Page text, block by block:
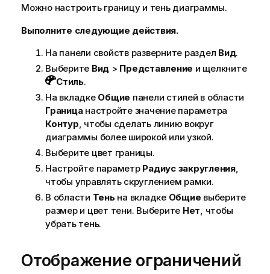
Можно настроить границу и тень диаграммы.
Выполните следующие действия.
На панели свойств разверните раздел Вид.
Выберите Вид > Представление и щелкните
Стиль.
На вкладке Общие панели стилей в области
Границанастройте значение параметра
Контур , чтобы сделать линию вокруг
диаграммы более широкой или узкой.
Выберите цвет границы.
Настройте параметр Радиус закругления,
чтобы управлять скруглением рамки.
В области Теньна вкладке Общие выберите
размер и цвет тени. Выберите Нет , чтобы
убрать тень.
Отображение ограничений